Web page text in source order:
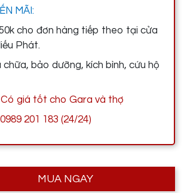
MÃI:
cho đơn hàng tiếp theo tại cửa
Phát.
chữa, bảo dưỡng, kích bình, cứu hộ
Có giá tốt cho Gara và thợ
201 183 (24/24)
MUA NGAY